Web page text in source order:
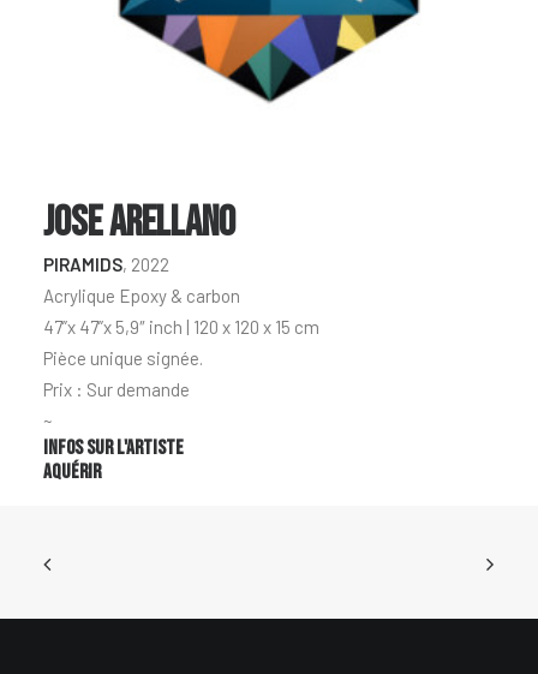
JOSE ARELLANO
PIRAMIDS, 2022
Acrylique Epoxy & carbon
47”x 47”x 5,9″ inch | 120 x 120 x 15 cm
Pièce unique signée.
Prix : Sur demande
~
Infos sur l'artiste
Aquérir